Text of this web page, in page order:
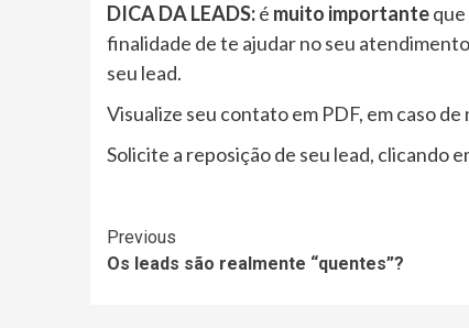
DICA DA LEADS:é muito importante
finalidade de te ajudar no seu
seu lead.
Visualize seu contato em PDF, em caso de
Solicite a reposição de seu lead, clicando
Continue
Reading
Previous
Os leads são realmente “quentes”?